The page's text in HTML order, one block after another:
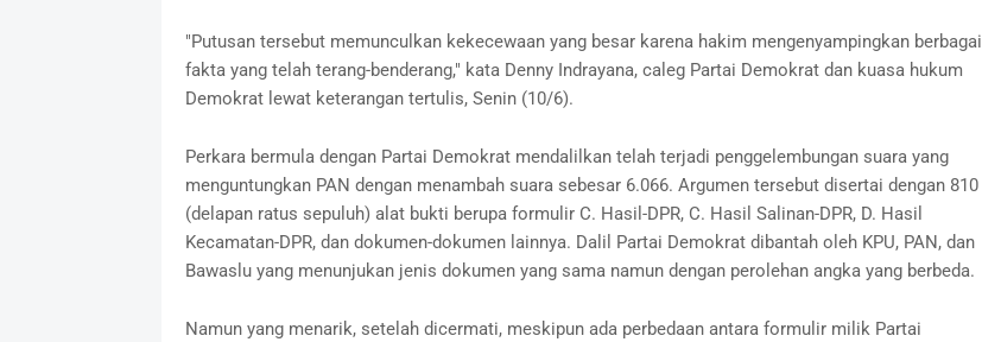
"Putusan tersebut memunculkan kekecewaan yang besar karena hakim mengenyampingkan berbagai
fakta yang telah terang-benderang," kata Denny Indrayana, caleg Partai Demokrat dan kuasa hukum
Demokrat lewat keterangan tertulis, Senin (10/6).
Perkara bermula dengan Partai Demokrat mendalilkan telah terjadi penggelembungan suara yang
menguntungkan PAN dengan menambah suara sebesar 6.066. Argumen tersebut disertai dengan 810
(delapan ratus sepuluh) alat bukti berupa formulir C. Hasil-DPR, C. Hasil Salinan-DPR, D. Hasil
Kecamatan-DPR, dan dokumen-dokumen lainnya. Dalil Partai Demokrat dibantah oleh KPU, PAN, dan
Bawaslu yang menunjukan jenis dokumen yang sama namun dengan perolehan angka yang berbeda.
Namun yang menarik, setelah dicermati, meskipun ada perbedaan antara formulir milik Partai